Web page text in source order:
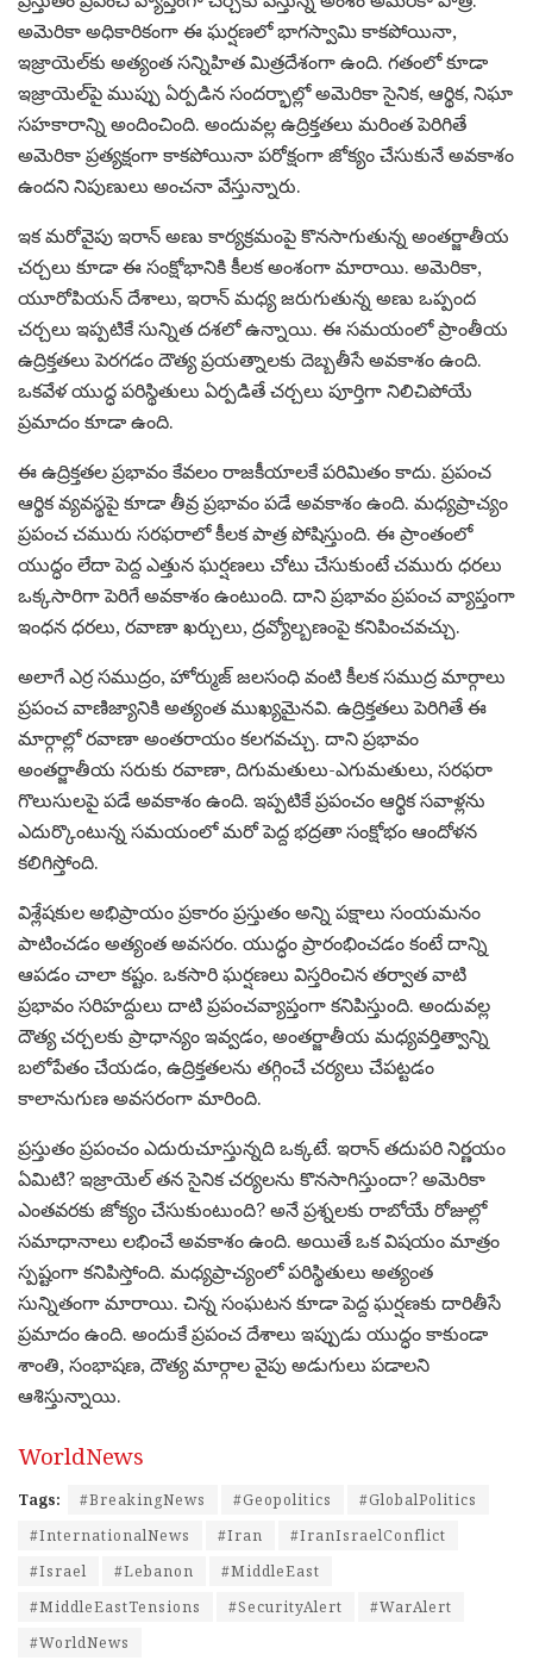
అమెరికా అధికారికంగా ఈ ఘర్షణలో భాగస్వామి కాకపోయినా,
ఇజ్రాయెల్‌కు అత్యంత సన్నిహిత మిత్రదేశంగా ఉంది. గతంలో కూడా
ఇజ్రాయెల్‌పై ముప్పు ఏర్పడిన సందర్భాల్లో అమెరికా సైనిక, ఆర్థిక, నిఘా
సహకారాన్ని అందించింది. అందువల్ల ఉద్రిక్తతలు మరింత పెరిగితే
అమెరికా ప్రత్యక్షంగా కాకపోయినా పరోక్షంగా జోక్యం చేసుకునే అవకాశం
ఉందని నిపుణులు అంచనా వేస్తున్నారు.
ఇక మరోవైపు ఇరాన్ అణు కార్యక్రమంపై కొనసాగుతున్న అంతర్జాతీయ
చర్చలు కూడా ఈ సంక్షోభానికి కీలక అంశంగా మారాయి. అమెరికా,
యూరోపియన్ దేశాలు, ఇరాన్ మధ్య జరుగుతున్న అణు ఒప్పంద
చర్చలు ఇప్పటికే సున్నిత దశలో ఉన్నాయి. ఈ సమయంలో ప్రాంతీయ
ఉద్రిక్తతలు పెరగడం దౌత్య ప్రయత్నాలకు దెబ్బతీసే అవకాశం ఉంది.
ఒకవేళ యుద్ధ పరిస్థితులు ఏర్పడితే చర్చలు పూర్తిగా నిలిచిపోయే
ప్రమాదం కూడా ఉంది.
ఈ ఉద్రిక్తతల ప్రభావం కేవలం రాజకీయాలకే పరిమితం కాదు. ప్రపంచ
ఆర్థిక వ్యవస్థపై కూడా తీవ్ర ప్రభావం పడే అవకాశం ఉంది. మధ్యప్రాచ్యం
ప్రపంచ చమురు సరఫరాలో కీలక పాత్ర పోషిస్తుంది. ఈ ప్రాంతంలో
యుద్ధం లేదా పెద్ద ఎత్తున ఘర్షణలు చోటు చేసుకుంటే చమురు ధరలు
ఒక్కసారిగా పెరిగే అవకాశం ఉంటుంది. దాని ప్రభావం ప్రపంచ వ్యాప్తంగా
ఇంధన ధరలు, రవాణా ఖర్చులు, ద్రవ్యోల్బణంపై కనిపించవచ్చు.
అలాగే ఎర్ర సముద్రం, హోర్ముజ్ జలసంధి వంటి కీలక సముద్ర మార్గాలు
ప్రపంచ వాణిజ్యానికి అత్యంత ముఖ్యమైనవి. ఉద్రిక్తతలు పెరిగితే ఈ
మార్గాల్లో రవాణా అంతరాయం కలగవచ్చు. దాని ప్రభావం
అంతర్జాతీయ సరుకు రవాణా, దిగుమతులు-ఎగుమతులు, సరఫరా
గొలుసులపై పడే అవకాశం ఉంది. ఇప్పటికే ప్రపంచం ఆర్థిక సవాళ్లను
ఎదుర్కొంటున్న సమయంలో మరో పెద్ద భద్రతా సంక్షోభం ఆందోళన
కలిగిస్తోంది.
విశ్లేషకుల అభిప్రాయం ప్రకారం ప్రస్తుతం అన్ని పక్షాలు సంయమనం
పాటించడం అత్యంత అవసరం. యుద్ధం ప్రారంభించడం కంటే దాన్ని
ఆపడం చాలా కష్టం. ఒకసారి ఘర్షణలు విస్తరించిన తర్వాత వాటి
ప్రభావం సరిహద్దులు దాటి ప్రపంచవ్యాప్తంగా కనిపిస్తుంది. అందువల్ల
దౌత్య చర్చలకు ప్రాధాన్యం ఇవ్వడం, అంతర్జాతీయ మధ్యవర్తిత్వాన్ని
బలోపేతం చేయడం, ఉద్రిక్తతలను తగ్గించే చర్యలు చేపట్టడం
కాలానుగుణ అవసరంగా మారింది.
ప్రస్తుతం ప్రపంచం ఎదురుచూస్తున్నది ఒక్కటే. ఇరాన్ తదుపరి నిర్ణయం
ఏమిటి? ఇజ్రాయెల్ తన సైనిక చర్యలను కొనసాగిస్తుందా? అమెరికా
ఎంతవరకు జోక్యం చేసుకుంటుంది? అనే ప్రశ్నలకు రాబోయే రోజుల్లో
సమాధానాలు లభించే అవకాశం ఉంది. అయితే ఒక విషయం మాత్రం
స్పష్టంగా కనిపిస్తోంది. మధ్యప్రాచ్యంలో పరిస్థితులు అత్యంత
సున్నితంగా మారాయి. చిన్న సంఘటన కూడా పెద్ద ఘర్షణకు దారితీసే
ప్రమాదం ఉంది. అందుకే ప్రపంచ దేశాలు ఇప్పుడు యుద్ధం కాకుండా
శాంతి, సంభాషణ, దౌత్య మార్గాల వైపు అడుగులు పడాలని
ఆశిస్తున్నాయి.
WorldNews
Tags: #BreakingNews #Geopolitics
#GlobalPolitics
#InternationalNews
#Iran
#IranIsraelConflict
#Israel
#Lebanon
#MiddleEast
#MiddleEastTensions
#SecurityAlert
#WarAlert
#WorldNews